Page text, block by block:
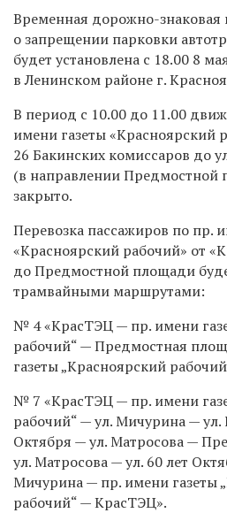
Временная дорожно-
о запрещении парковки
будет установлена с 18.00 8
в Ленинском районе г.
В период с 10.00 до 11.00
имени газеты «Красноярский
26 Бакинских комиссаров до
(в направлении Предмостной
закрыто.
Перевозка пассажиров по пр.
«Красноярский рабочий» от
до Предмостной площади
трамвайными маршрутами:
№ 4 «КрасТЭЦ — пр. имени
рабочий“ — Предмостная
газеты „Красноярский
№ 7 «КрасТЭЦ — пр. имени
рабочий“ — ул. Мичурина — ул.
Октября — ул. Матросова —
ул. Матросова — ул. 60 лет
Мичурина — пр. имени газеты
рабочий“ — КрасТЭЦ».